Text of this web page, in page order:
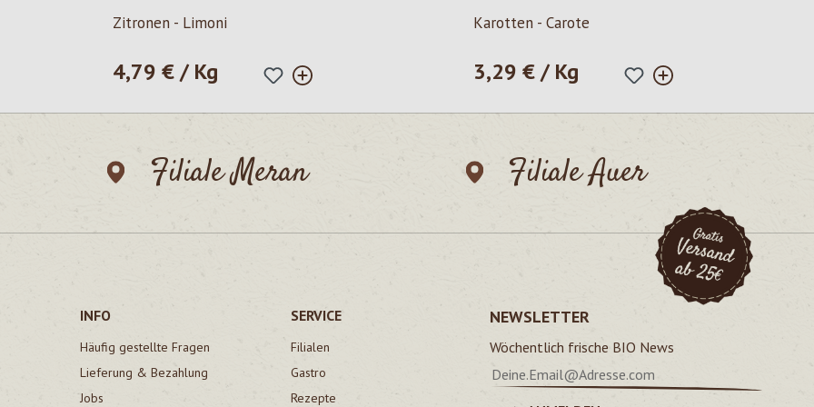
Zitronen - Limoni
Regulärer Preis:
4,79 € / Kg
Durchschnittliche Bewertung von 5 von 5 Sternen
Karotten - Carote
Regulärer Preis:
3,29 € / Kg
Filiale Meran Filiale Auer
INFO
Häufig gestellte Fragen
Lieferung & Bezahlung
Jobs
SERVICE
Filialen
Gastro
Rezepte
NEWSLETTER
Wöchentlich frische BIO News